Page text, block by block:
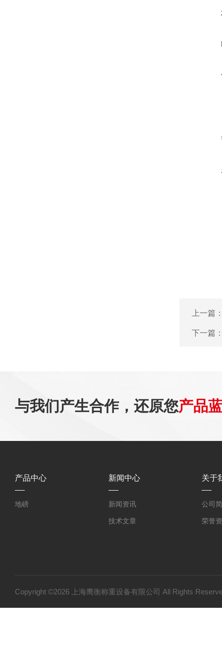
上一篇
下一篇
与我们产生合作，还原您产品
产品中心
地磅
新闻中心
新闻资讯
技术文章
关于
公司
荣誉
Copyright ©2026 上海鹰衡称重设备有限公司 All Rights